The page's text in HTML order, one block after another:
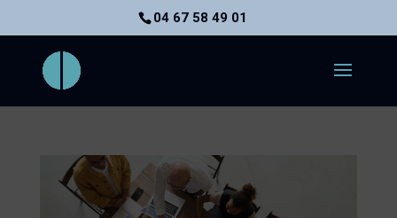
04 67 58 49 01